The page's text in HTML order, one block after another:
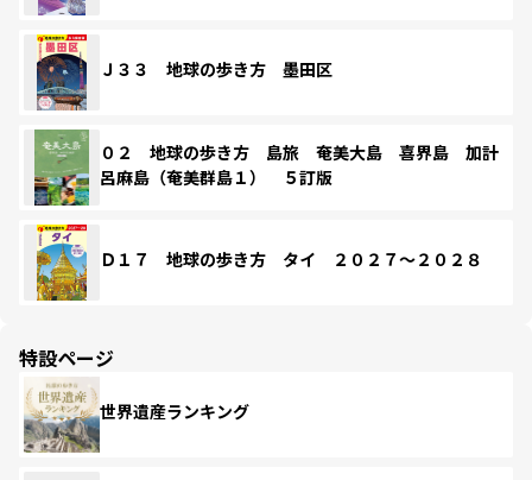
Ｊ３３ 地球の歩き方 墨田区
０２ 地球の歩き方 島旅 奄美大島 喜界島 加計
呂麻島（奄美群島１） ５訂版
Ｄ１７ 地球の歩き方 タイ ２０２７～２０２８
特設ページ
世界遺産ランキング